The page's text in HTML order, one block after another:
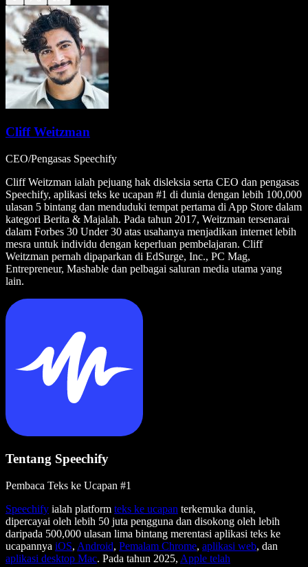
Cliff Weitzman
CEO/Pengasas Speechify
Cliff Weitzman ialah pejuang hak disleksia serta CEO dan pengasas
Speechify, aplikasi teks ke ucapan #1 di dunia dengan lebih 100,000
ulasan 5 bintang dan menduduki tempat pertama di App Store dalam
kategori Berita & Majalah. Pada tahun 2017, Weitzman tersenarai
dalam Forbes 30 Under 30 atas usahanya menjadikan internet lebih
mesra untuk individu dengan keperluan pembelajaran. Cliff
Weitzman pernah dipaparkan di EdSurge, Inc., PC Mag,
Entrepreneur, Mashable dan pelbagai saluran media utama yang
lain.
Tentang Speechify
Pembaca Teks ke Ucapan #1
Speechify ialah platform teks ke ucapan terkemuka dunia,
dipercayai oleh lebih 50 juta pengguna dan disokong oleh lebih
daripada 500,000 ulasan lima bintang merentasi aplikasi teks ke
ucapannya iOS, Android, Pemalam Chrome, aplikasi web, dan
aplikasi desktop Mac. Pada tahun 2025, Apple telah